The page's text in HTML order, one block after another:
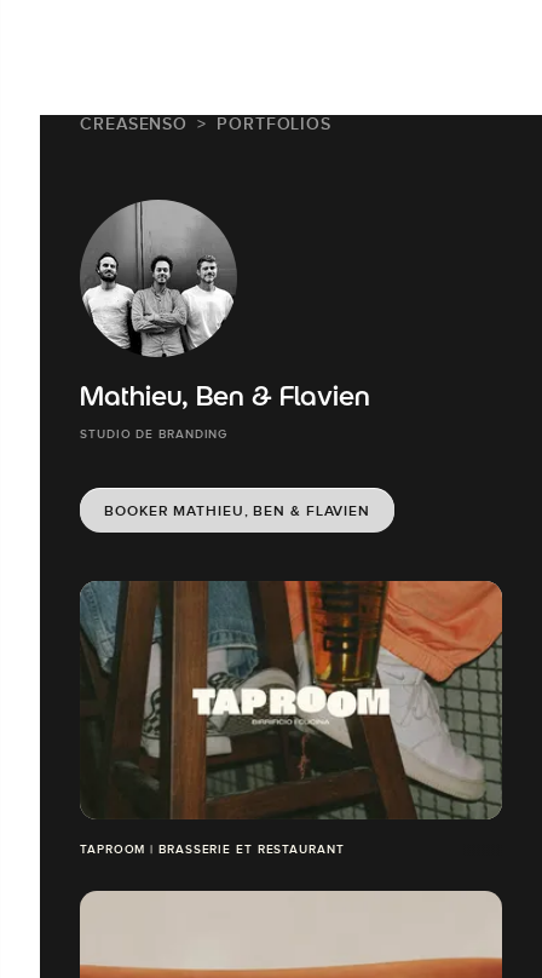
CREASENSO PORTFOLIOS
Mathieu, Ben & Flavien
STUDIO DE BRANDING
BOOKER MATHIEU, BEN & FLAVIEN
TAPROOM | BRASSERIE ET RESTAURANT